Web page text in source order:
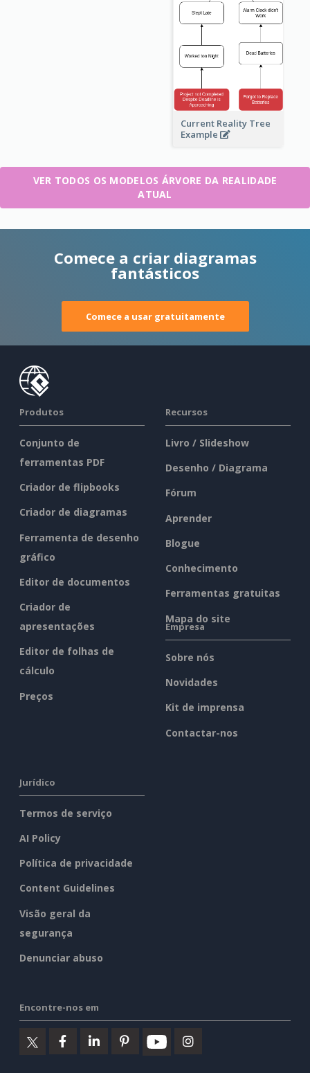
Current Reality Tree
Example
VER TODOS OS MODELOS ÁRVORE DA REALIDADE
ATUAL
Comece a criar diagramas
fantásticos
Comece a usar gratuitamente
Produtos
Conjunto de
ferramentas PDF
Criador de flipbooks
Criador de diagramas
Ferramenta de desenho
gráfico
Editor de documentos
Criador de
apresentações
Editor de folhas de
cálculo
Preços
Recursos
Livro / Slideshow
Desenho / Diagrama
Fórum
Aprender
Blogue
Conhecimento
Ferramentas gratuitas
Mapa do site
Empresa
Sobre nós
Novidades
Kit de imprensa
Contactar-nos
Jurídico
Termos de serviço
AI Policy
Política de privacidade
Content Guidelines
Visão geral da
segurança
Denunciar abuso
Encontre-nos em